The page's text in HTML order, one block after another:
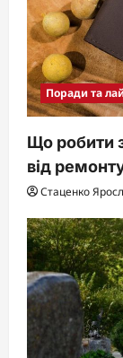
Поради та
Що робити
від
Стаценко